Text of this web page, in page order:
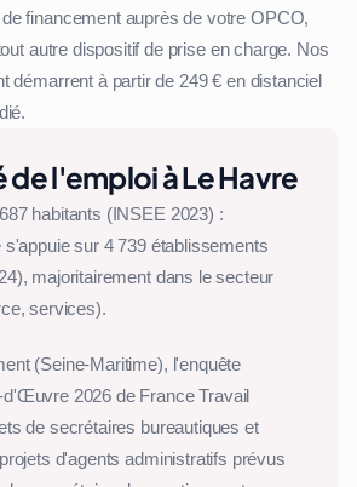
financement auprès de votre OPCO,
autre dispositif de prise en charge. Nos
démarrent à partir de 249 € en distanciel
de l'emploi à Le Havre
habitants (INSEE 2023) :
s'appuie sur 4 739 établissements
majoritairement dans le secteur
services).
(Seine-Maritime), l'enquête
2026 de France Travail
de secrétaires bureautiques et
d'agents administratifs prévus